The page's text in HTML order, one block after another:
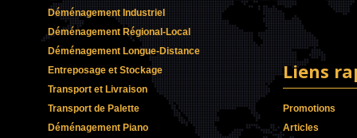
Déménagement Industriel
Déménagement Régional-Local
Déménagement Longue-Distance
Entreposage et Stockage
Transport et Livraison
Transport de Palette
Déménagement Piano
Promotions
Articles
Liens